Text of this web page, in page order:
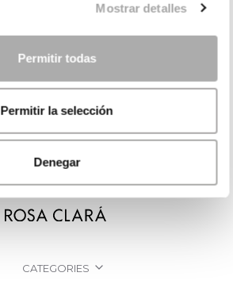
Mostrar detalles
Permitir todas
Permitir la selección
Denegar
CATEGORIES